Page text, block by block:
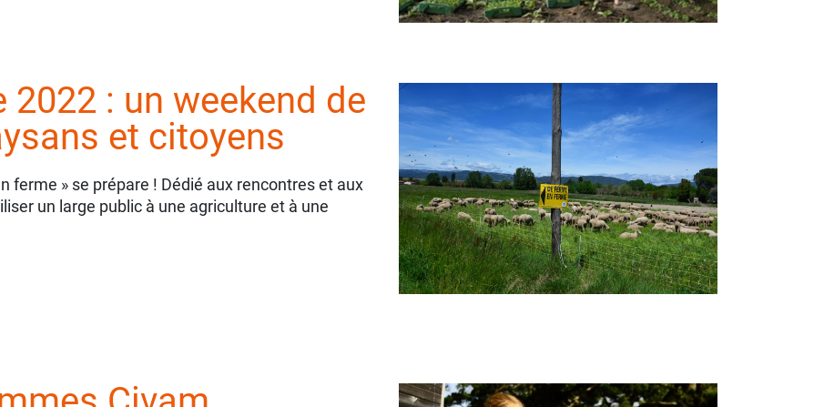
2022 : un weekend de
et citoyens
ferme » se prépare ! Dédié aux rencontres et aux
un large public à une agriculture et à une